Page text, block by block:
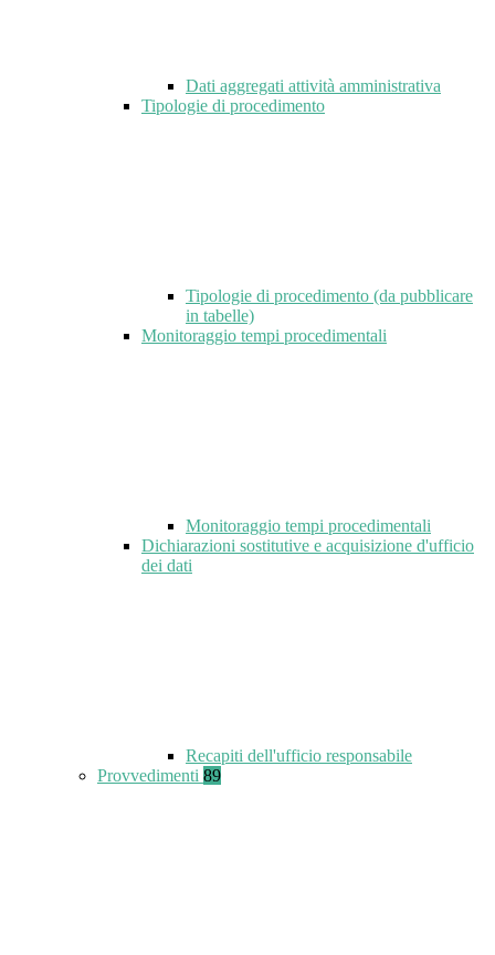
Dati aggregati attività amministrativa
Tipologie di procedimento
Tipologie di procedimento (da pubblicare
in tabelle)
Monitoraggio tempi procedimentali
Monitoraggio tempi procedimentali
Dichiarazioni sostitutive e acquisizione d'ufficio
dei dati
Recapiti dell'ufficio responsabile
Provvedimenti 89